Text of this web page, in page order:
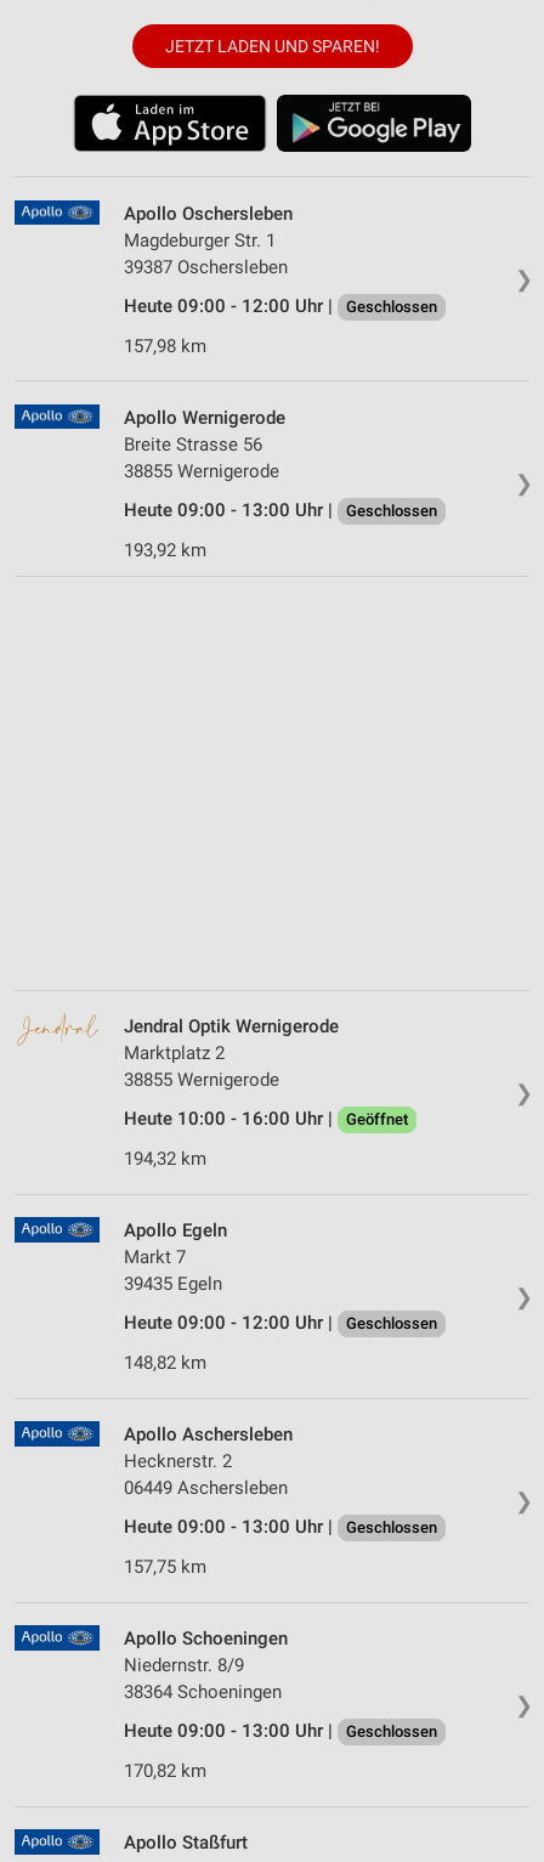
JETZT LADEN UND SPAREN!
❯
Apollo Oschersleben
Magdeburger Str. 1
39387 Oschersleben
Heute 09:00 - 12:00 Uhr |
Geschlossen
157,98 km
❯
Apollo Wernigerode
Breite Strasse 56
38855 Wernigerode
Heute 09:00 - 13:00 Uhr |
Geschlossen
193,92 km
❯
Jendral Optik Wernigerode
Marktplatz 2
38855 Wernigerode
Heute 10:00 - 16:00 Uhr |
Geöffnet
194,32 km
❯
Apollo Egeln
Markt 7
39435 Egeln
Heute 09:00 - 12:00 Uhr |
Geschlossen
148,82 km
❯
Apollo Aschersleben
Hecknerstr. 2
06449 Aschersleben
Heute 09:00 - 13:00 Uhr |
Geschlossen
157,75 km
❯
Apollo Schoeningen
Niedernstr. 8/9
38364 Schoeningen
Heute 09:00 - 13:00 Uhr |
Geschlossen
170,82 km
Apollo Staßfurt